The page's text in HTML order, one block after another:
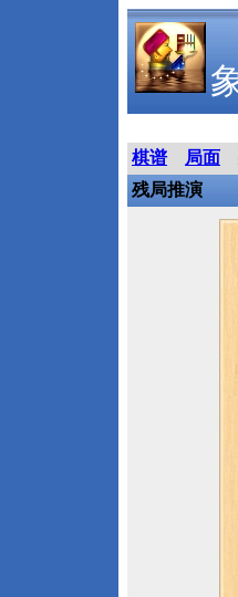
棋谱 局面
残局推演